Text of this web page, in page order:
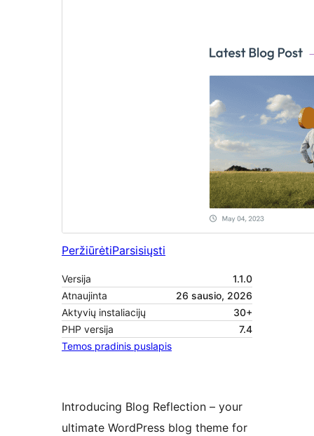
PeržiūrėtiParsisiųsti
Versija
1.1.0
Atnaujinta
26 sausio, 2026
Aktyvių instaliacijų
30+
PHP versija
7.4
Temos pradinis puslapis
Introducing Blog Reflection – your
ultimate WordPress blog theme for